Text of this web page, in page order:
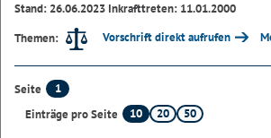
Stand: 26.06.2023 Inkrafttreten: 11.01.2000
Themen:
Vorschrift direkt aufrufen
Seite
1
Einträge pro Seite
10 20 50